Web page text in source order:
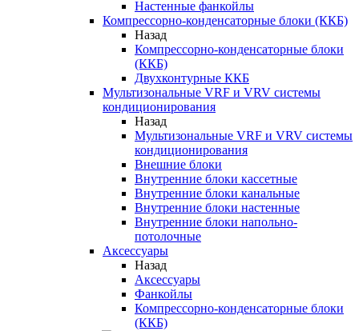
Настенные фанкойлы
Компрессорно-конденсаторные блоки (ККБ)
Назад
Компрессорно-конденсаторные блоки
(ККБ)
Двухконтурные ККБ
Мультизональные VRF и VRV системы
кондиционирования
Назад
Мультизональные VRF и VRV системы
кондиционирования
Внешние блоки
Внутренние блоки кассетные
Внутренние блоки канальные
Внутренние блоки настенные
Внутренние блоки напольно-
потолочные
Аксессуары
Назад
Аксессуары
Фанкойлы
Компрессорно-конденсаторные блоки
(ККБ)